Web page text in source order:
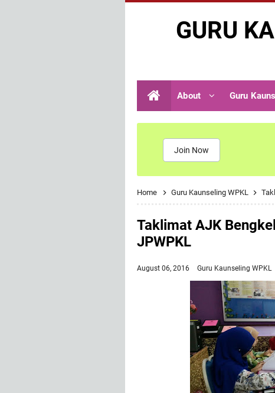
GURU
About Guru
Join Now
Home Guru Kaunseling WPKL
Taklimat AJK
JPWPKL
August 06, 2016 Guru Kaunseling WPKL